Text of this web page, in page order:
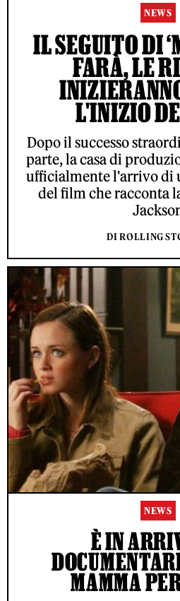
NEWS
IL SEGUITO DI
FARÀ, LE
L'INIZIO
Dopo il successo
parte, la casa di
ufficialmente l'arrivo di
del film che racconta
DI ROLLING
NEWS
È IN
MAMMA